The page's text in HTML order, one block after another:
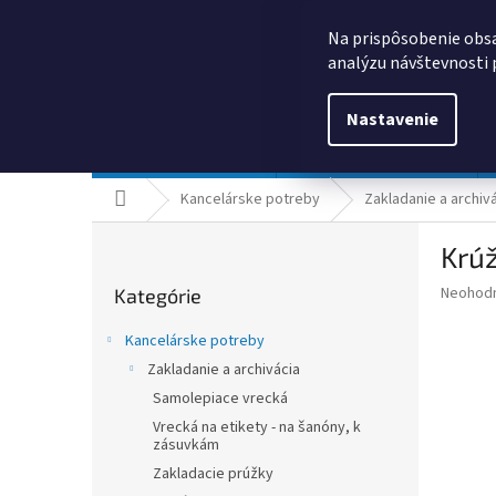
Na prispôsobenie
analýzu návštevnosti
Nastavenie
DomovKancelárske potreby Zakladanie a
kategórie
Kategórie
Kancelárske potreby
Zakladanie a archivácia
Samolepiace vrecká
Vrecká na etikety - na šanóny, k
zásuvkám
Zakladacie prúžky